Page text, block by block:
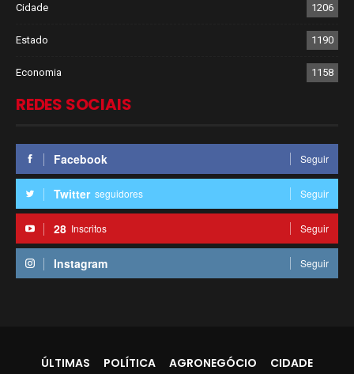
Cidade 1206
Estado 1190
Economia 1158
REDES SOCIAIS
Facebook Seguir
Twitter seguidores Seguir
28 Inscritos Seguir
Instagram Seguir
ÚLTIMAS POLÍTICA AGRONEGÓCIO CIDADE